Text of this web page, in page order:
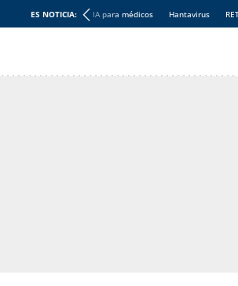
ES NOTICIA: IA para médicos Hantavirus